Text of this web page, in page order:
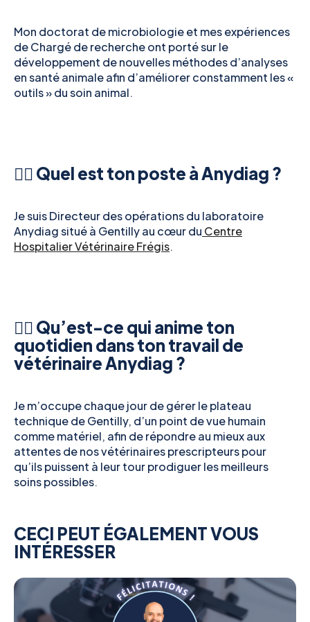
Mon doctorat de microbiologie et mes expériences
de Chargé de recherche ont porté sur le
développement de nouvelles méthodes d’analyses
en santé animale afin d’améliorer constamment les «
outils » du soin animal.
👉🏻 Quel est ton poste à Anydiag ?
Je suis Directeur des opérations du laboratoire
Anydiag situé à Gentilly au cœur du Centre
Hospitalier Vétérinaire Frégis.
👉🏻 Qu’est-ce qui anime ton
quotidien dans ton travail de
vétérinaire Anydiag ?
Je m’occupe chaque jour de gérer le plateau
technique de Gentilly, d’un point de vue humain
comme matériel, afin de répondre au mieux aux
attentes de nos vétérinaires prescripteurs pour
qu’ils puissent à leur tour prodiguer les meilleurs
soins possibles.
CECI PEUT ÉGALEMENT VOUS
INTÉRESSER